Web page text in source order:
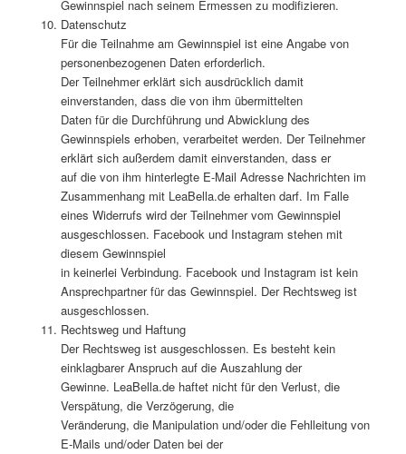
Gewinnspiel nach seinem Ermessen zu modifizieren.
Datenschutz
Für die Teilnahme am Gewinnspiel ist eine Angabe von
personenbezogenen Daten erforderlich.
Der Teilnehmer erklärt sich ausdrücklich damit
einverstanden, dass die von ihm übermittelten
Daten für die Durchführung und Abwicklung des
Gewinnspiels erhoben, verarbeitet werden. Der Teilnehmer
erklärt sich außerdem damit einverstanden, dass er
auf die von ihm hinterlegte E-Mail Adresse Nachrichten im
Zusammenhang mit LeaBella.de erhalten darf. Im Falle
eines Widerrufs wird der Teilnehmer vom Gewinnspiel
ausgeschlossen. Facebook und Instagram stehen mit
diesem Gewinnspiel
in keinerlei Verbindung. Facebook und Instagram ist kein
Ansprechpartner für das Gewinnspiel. Der Rechtsweg ist
ausgeschlossen.
Rechtsweg und Haftung
Der Rechtsweg ist ausgeschlossen. Es besteht kein
einklagbarer Anspruch auf die Auszahlung der
Gewinne. LeaBella.de haftet nicht für den Verlust, die
Verspätung, die Verzögerung, die
Veränderung, die Manipulation und/oder die Fehlleitung von
E-Mails und/oder Daten bei der